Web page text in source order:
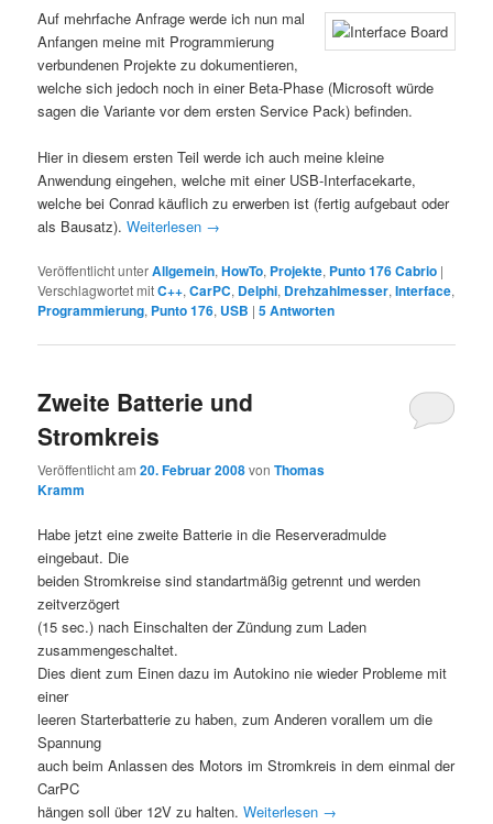
Auf mehrfache Anfrage werde ich nun mal
Anfangen meine mit Programmierung
verbundenen Projekte zu dokumentieren,
welche sich jedoch noch in einer Beta-Phase (Microsoft würde
sagen die Variante vor dem ersten Service Pack) befinden.
Hier in diesem ersten Teil werde ich auch meine kleine
Anwendung eingehen, welche mit einer USB-Interfacekarte,
welche bei Conrad käuflich zu erwerben ist (fertig aufgebaut oder
als Bausatz).Weiterlesen →
Veröffentlicht unterAllgemein,HowTo, Projekte, Punto 176 Cabrio |
Verschlagwortet mitC++,CarPC, Delphi, Drehzahlmesser,Interface,
Programmierung, Punto 176, USB |5Antworten
Zweite Batterie und
Stromkreis
Veröffentlicht am20. Februar 2008vonThomas
Kramm
Habe jetzt eine zweite Batterie in die Reserveradmulde
eingebaut. Die
beiden Stromkreise sind standartmäßig getrennt und werden
zeitverzögert
(15 sec.) nach Einschalten der Zündung zum Laden
zusammengeschaltet.
Dies dient zum Einen dazu im Autokino nie wieder Probleme mit
einer
leeren Starterbatterie zu haben, zum Anderen vorallem um die
Spannung
auch beim Anlassen des Motors im Stromkreis in dem einmal der
CarPC
hängen soll über 12V zu halten.Weiterlesen →